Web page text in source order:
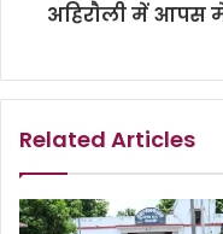
अहिराैली में आपस में
Related Articles